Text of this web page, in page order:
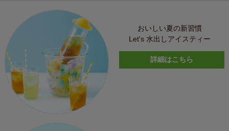
おいしい夏の新習慣
Let's 水出しアイスティー
詳細はこちら